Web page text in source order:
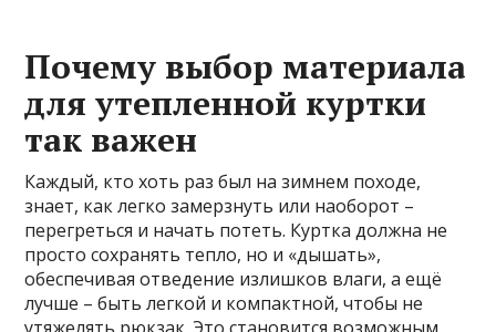
Почему выбор материала
для утепленной куртки
так важен
Каждый, кто хоть раз был на зимнем походе,
знает, как легко замерзнуть или наоборот –
перегреться и начать потеть. Куртка должна не
просто сохранять тепло, но и «дышать»,
обеспечивая отведение излишков влаги, а ещё
лучше – быть легкой и компактной, чтобы не